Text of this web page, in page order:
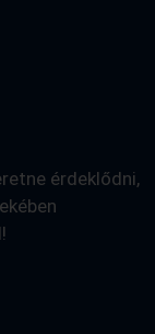
érdeklődni,